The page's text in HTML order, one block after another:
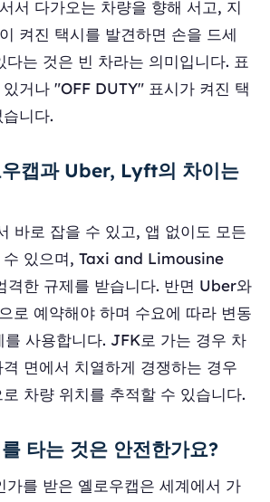
서 다가오는 차량을 향해 서고, 지
켜진 택시를 발견하면 손을 드세
다는 것은 빈 차라는 의미입니다. 표
거나 "OFF DUTY" 표시가 켜진 택
니다.
캡과 Uber, Lyft의 차이는
바로 잡을 수 있고, 앱 없이도 모든
수 있으며, Taxi and Limousine
한 규제를 받습니다. 반면 Uber와
로 예약해야 하며 수요에 따라 변동
를 사용합니다. JFK로 가는 경우 차
면에서 치열하게 경쟁하는 경우
차량 위치를 추적할 수 있습니다.
타는 것은 안전한가요?
가를 받은 옐로우캡은 세계에서 가